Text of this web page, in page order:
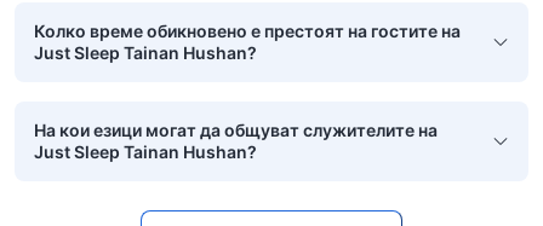
Колко време обикновено е престоят на гостите на
Just Sleep Tainan Hushan?
На кои езици могат да общуват служителите на
Just Sleep Tainan Hushan?